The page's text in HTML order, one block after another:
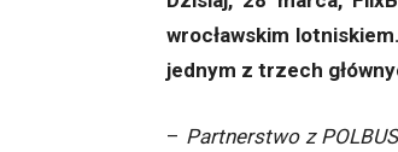
wrocławskim
jednym z trzech
– Partnerstwo z